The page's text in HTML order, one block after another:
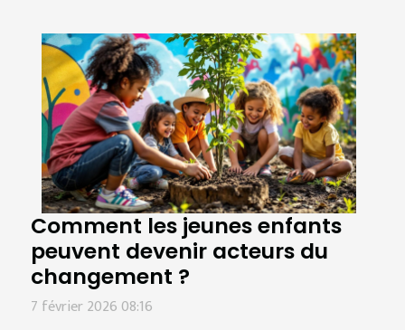
Comment les jeunes enfants
peuvent devenir acteurs du
changement ?
7 février 2026 08:16